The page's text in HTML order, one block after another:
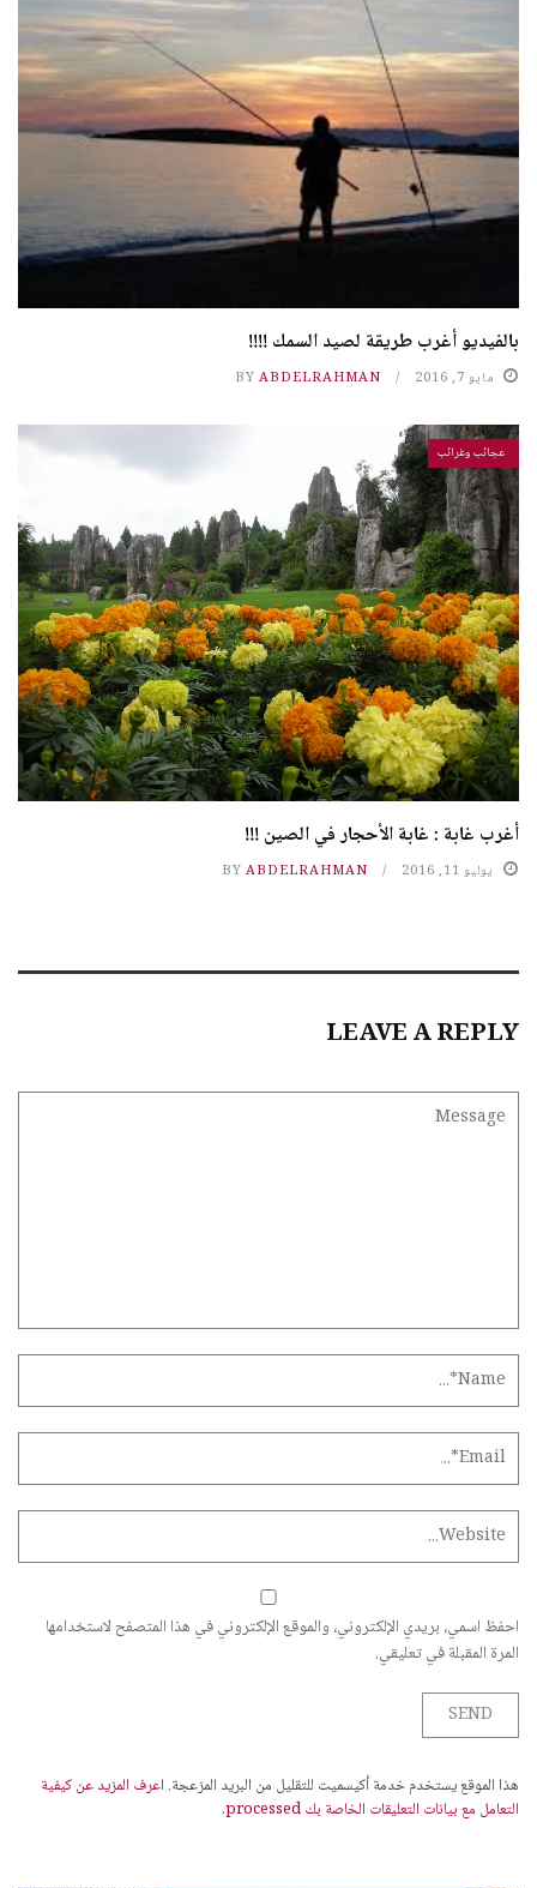
بالفيديو أغرب طريقة لصيد السمك !!!!
مايو 7, 2016 BY ABDELRAHMAN
عجائب وغرائب
أغرب غابة : غابة الأحجار في الصين !!!
يوليو 11, 2016 BY ABDELRAHMAN
LEAVE A REPLY
احفظ اسمي، بريدي الإلكتروني، والموقع الإلكتروني في هذا المتصفح لاستخدامها
المرة المقبلة في تعليقي.
هذا الموقع يستخدم خدمة أكيسميت للتقليل من البريد المزعجة.اعرف المزيد عن كيفية
التعامل مع بيانات التعليقات الخاصة بك processed
.